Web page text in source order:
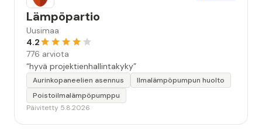
Lämpöpartio
Uusimaa
4.2
776 arviota
“hyvä projektienhallintakyky”
Aurinkopaneelien asennus
Ilmalämpöpumpun huolto
Poistoilmalämpöpumppu
Päivitetty 5.8.2026